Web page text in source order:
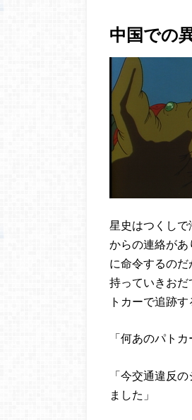
中国での
星史はつくし
からの連絡があ
に命令するの
持っていきお
トカーで追跡
「何あのパト
「今交通違反
ました」